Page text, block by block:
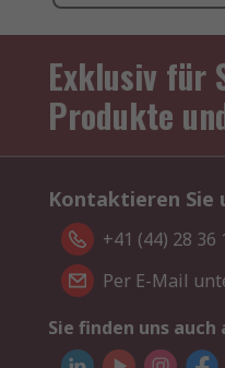
Exklusiv für
Produkte
Kontaktieren Sie
+41 (44) 28 36
Per E-Mail
Sie finden uns auch